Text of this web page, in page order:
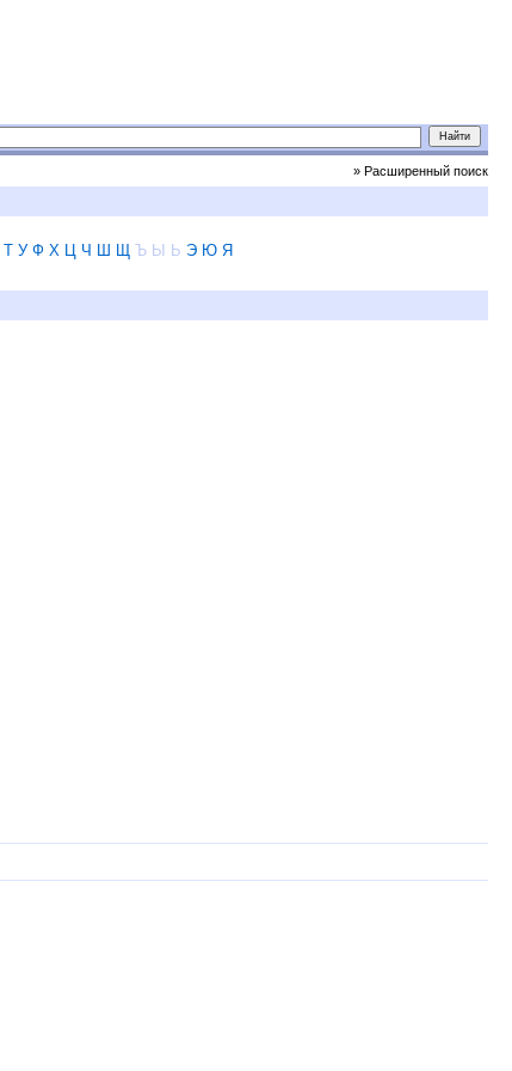
» Расширенный поиск
Т У Ф Х Ц Ч Ш Щ Ъ Ы Ь Э Ю Я